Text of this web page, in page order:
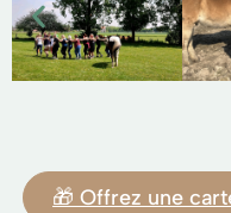
🎁 Offrez une